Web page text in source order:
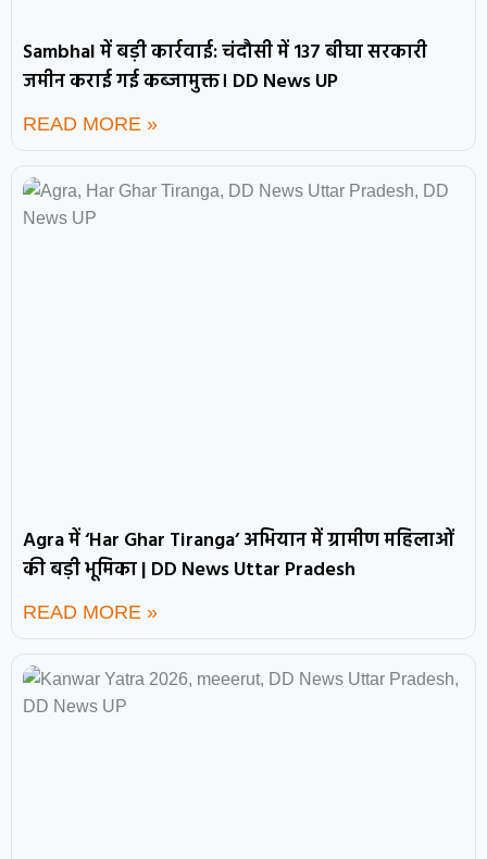
Sambhal में बड़ी कार्रवाई: चंदौसी में 137 बीघा सरकारी
जमीन कराई गई कब्जामुक्त। DD News UP
READ MORE »
Agra में ‘Har Ghar Tiranga’ अभियान में ग्रामीण महिलाओं
की बड़ी भूमिका | DD News Uttar Pradesh
READ MORE »